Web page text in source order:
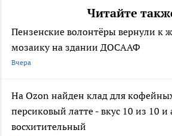
Читайте
Пензенские волонтёры вернули к
мозаику на здании ДОСААФ
Вчера
На Ozon найден клад для
персиковый латте - вкус 10 из 10 и
восхитительный